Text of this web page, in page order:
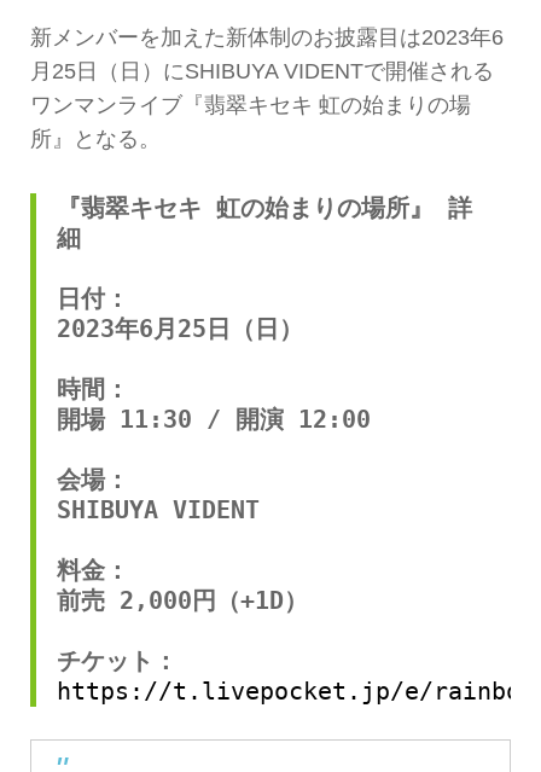
新メンバーを加えた新体制のお披露目は2023年6
月25日（日）にSHIBUYA VIDENTで開催される
ワンマンライブ『翡翠キセキ 虹の始まりの場
所』となる。
『翡翠キセキ 虹の始まりの場所』 詳
細
日付：
2023年6月25日（日）
時間：
開場 11:30 / 開演 12:00
会場：
SHIBUYA VIDENT
料金：
前売 2,000円（+1D）
チケット：
https://t.livepocket.jp/e/